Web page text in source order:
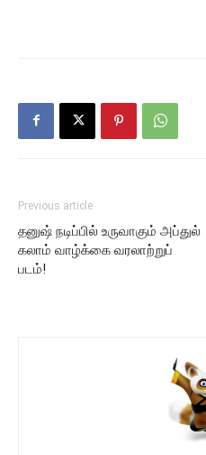
Previous article
தனுஷ் நடிப்பில் உருவாகும் அப்துல்
கலாம் வாழ்க்கை வரலாற்றுப்
படம்!